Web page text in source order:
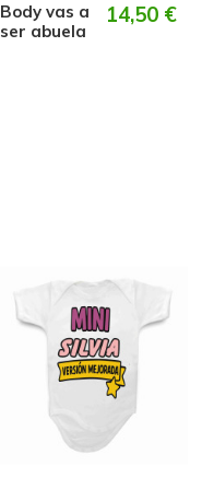
Body vas a
ser abuela
14,50 €